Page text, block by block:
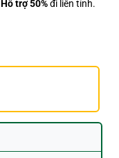
Hỗ trợ 50%đi liên tỉnh.